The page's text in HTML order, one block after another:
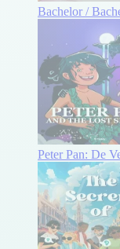
Bachelor /
Peter Pan: De